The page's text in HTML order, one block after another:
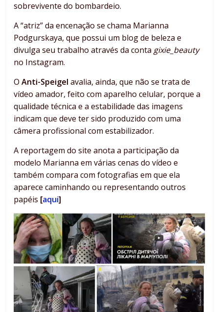
sobrevivente do bombardeio.
A “atriz” da encenação se chama Marianna
Podgurskaya, que possui um blog de beleza e
divulga seu trabalho através da conta gixie_beauty
no Instagram.
OAnti-Speigel avalia, ainda, que não se trata de
vídeo amador, feito com aparelho celular, porque a
qualidade técnica e a estabilidade das imagens
indicam que deve ter sido produzido com uma
câmera profissional com estabilizador.
A reportagem do site anota a participação da
modelo Marianna em várias cenas do vídeo e
também compara com fotografias em que ela
aparece caminhando ou representando outros
papéis [aqui]